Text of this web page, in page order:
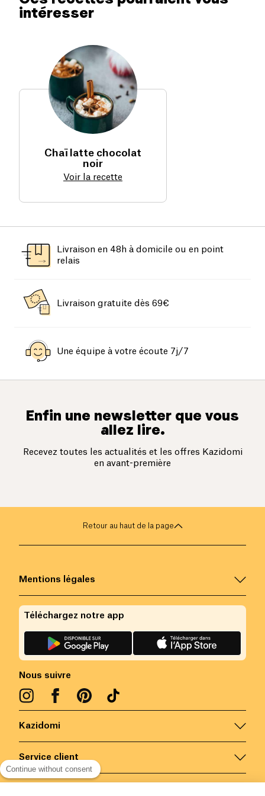
intéresser
Chaï latte chocolat
noir
Voir la recette
Livraison en 48h à domicile ou en point
relais
Livraison gratuite dès 69€
Une équipe à votre écoute 7j/7
Enfin une newsletter que vous
allez lire.
Recevez toutes les actualités et les offres Kazidomi
en avant-première
Retour au haut de la page
Kazidomi
Service client
Mentions légales
Nous suivre
Téléchargez notre app
Continue without consent